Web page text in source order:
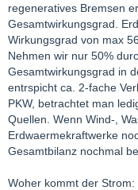
regeneratives Bremsen
Gesamtwirkungsgrad.
Wirkungsgrad von max
Nehmen wir nur 50%
Gesamtwirkungsgrad in
entrspicht ca. 2-fache
PKW, betrachtet man
Quellen. Wenn Wind-,
Erdwaermekraftwerke
Gesamtbilanz nochmal
Woher kommt der Strom: